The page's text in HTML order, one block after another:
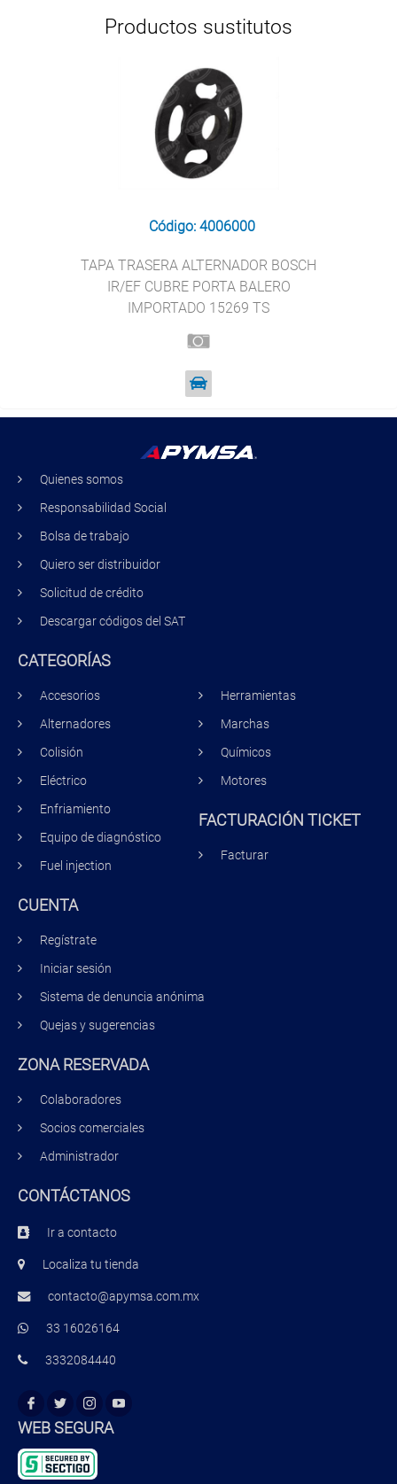
Productos sustitutos
Código: 4006000
TAPA TRASERA ALTERNADOR BOSCH
IR/EF CUBRE PORTA BALERO
IMPORTADO 15269 TS
Quienes somos
Responsabilidad Social
Bolsa de trabajo
Quiero ser distribuidor
Solicitud de crédito
Descargar códigos del SAT
CATEGORÍAS
Accesorios
Alternadores
Colisión
Eléctrico
Enfriamiento
Equipo de diagnóstico
Fuel injection
Herramientas
Marchas
Químicos
Motores
FACTURACIÓN TICKET
Facturar
CUENTA
Regístrate
Iniciar sesión
Sistema de denuncia anónima
Quejas y sugerencias
ZONA RESERVADA
Colaboradores
Socios comerciales
Administrador
CONTÁCTANOS
Ir a contacto
Localiza tu tienda
contacto@apymsa.com.mx
33 16026164
3332084440
WEB SEGURA